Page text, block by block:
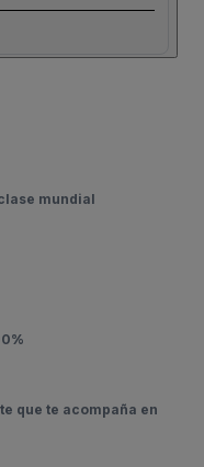
mundial
que te acompaña en